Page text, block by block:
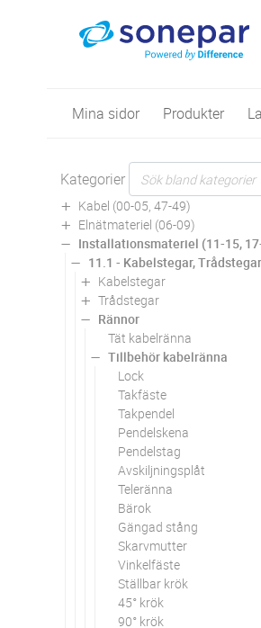
Mina sidor Produkter
Kategorier
Kabel (00-05, 47-49)
Elnätmateriel (06-09)
Installationsmateriel (11-15,
11.1 - Kabelstegar,
Kabelstegar
Trådstegar
Rännor
Tät kabelränna
Tillbehör kabelränna
Lock
Takfäste
Takpendel
Pendelskena
Pendelstag
Avskiljningsplåt
Teleränna
Bärok
Gängad stång
Skarvmutter
Vinkelfäste
Ställbar krök
45° krök
90° krök